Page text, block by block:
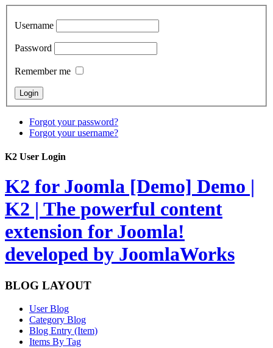
Username
Password
Remember me
Forgot your password?
Forgot your username?
K2 User Login
K2 for Joomla [Demo] Demo |
K2 | The powerful content
extension for Joomla!
developed by JoomlaWorks
BLOG LAYOUT
User Blog
Category Blog
Blog Entry (Item)
Items By Tag